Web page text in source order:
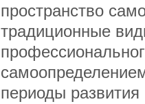
пространство
традиционные
периоды